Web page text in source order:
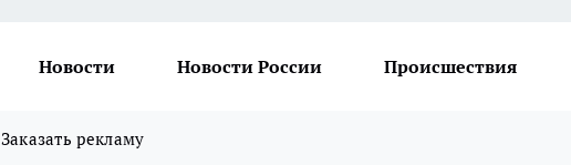
Новости Новости России Происшествия
Заказать рекламу